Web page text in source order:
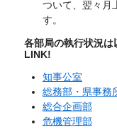
ついて、翌々月
す。
各部局の執行状況は
LINK!
知事公室
総務部・県事務
総合企画部
危機管理部